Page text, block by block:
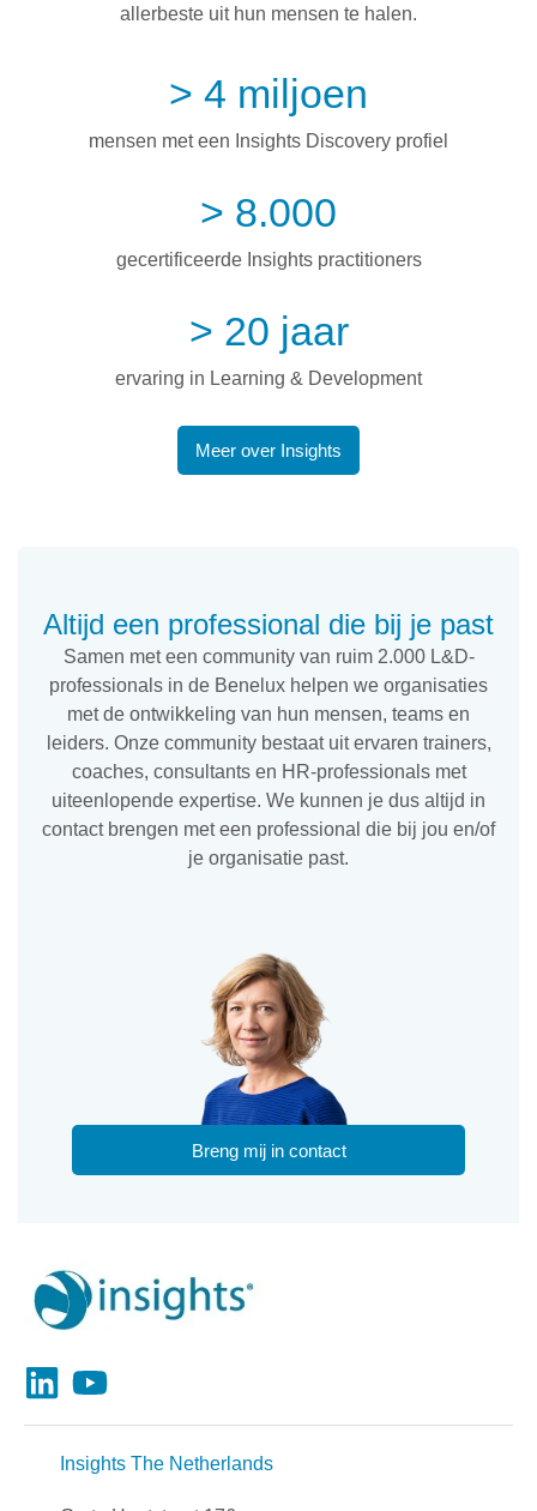
allerbeste uit hun mensen te halen.
> 4 miljoen
mensen met een Insights Discovery profiel
> 8.000
gecertificeerde Insights practitioners
> 20 jaar
ervaring in Learning & Development
Meer over Insights
Altijd een professional die bij je past
Samen met een community van ruim 2.000 L&D-
professionals in de Benelux helpen we organisaties
met de ontwikkeling van hun mensen, teams en
leiders. Onze community bestaat uit ervaren trainers,
coaches, consultants en HR-professionals met
uiteenlopende expertise. We kunnen je dus altijd in
contact brengen met een professional die bij jou en/of
je organisatie past.
Breng mij in contact
Insights The Netherlands